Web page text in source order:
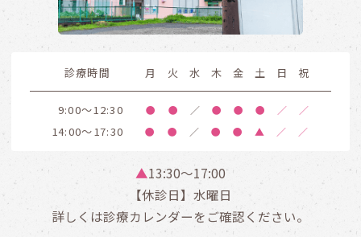
診療時間 月 火 水 木 金 土 日 祝
9:00～12:30 ● ● ／ ● ● ● ／ ／
14:00～17:30 ● ● ／ ● ● ▲ ／ ／
▲13:30〜17:00
【休診日】水曜日
詳しくは診療カレンダーをご確認ください。